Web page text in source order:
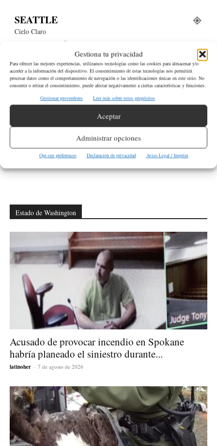
Gestiona tu privacidad
Para ofrecer las mejores experiencias, utilizamos tecnologías como las cookies para almacenar y/o
acceder a la información del dispositivo. El consentimiento de estas tecnologías nos permitirá
procesar datos como el comportamiento de navegación o las identificaciones únicas en este sitio. No
consentir o retirar el consentimiento, puede afectar negativamente a ciertas características y funciones.
Gestionar proveedores
Leer más sobre estos propósitos
Aceptar
Administrar opciones
Opt-out preferences Declaración de privacidad Aviso Legal / Imprint
SEATTLE
Cielo Claro
18°
16.1°
29°
QUIERO DONAR
Estado de Washington
Acusado de provocar incendio en Spokane
habría planeado el siniestro durante...
latinoher - 7 de agosto de 2026